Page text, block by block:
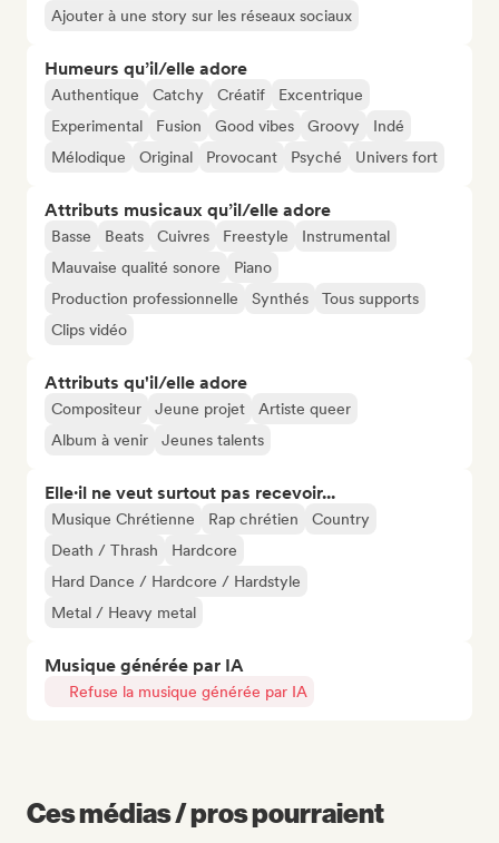
Ajouter à une story sur les réseaux sociaux
Humeurs qu’il/elle adore
Authentique Catchy Créatif
Excentrique
Experimental
Fusion Good vibes Groovy
Indé
Mélodique
Original Provocant Psyché Univers fort
Attributs musicaux qu’il/elle adore
Basse Beats Cuivres Freestyle
Instrumental
Mauvaise qualité sonore
Piano
Production professionnelle
Synthés
Tous supports
Clips vidéo
Attributs qu'il/elle adore
Compositeur Jeune projet
Artiste queer
Album à venir
Jeunes talents
Elle·il ne veut surtout pas recevoir...
Musique Chrétienne Rap chrétien
Country
Death / Thrash
Hardcore
Hard Dance / Hardcore / Hardstyle
Metal / Heavy metal
Musique générée par IA
Refuse la musique générée par IA
Ces médias / pros pourraient